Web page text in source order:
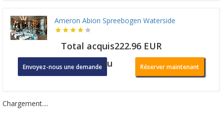
Ameron Abion Spreebogen Waterside
Total acquis222.96 EUR
Envoyez-nous une demandeou Réserver maintenant
Chargement....